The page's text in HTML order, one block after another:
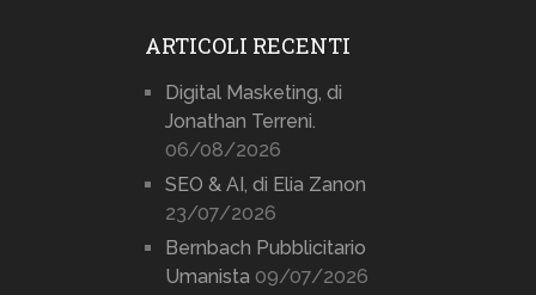
ARTICOLI RECENTI
Digital Masketing, di
Jonathan Terreni.
06/08/2026
SEO & AI, di Elia Zanon
23/07/2026
Bernbach Pubblicitario
Umanista 09/07/2026